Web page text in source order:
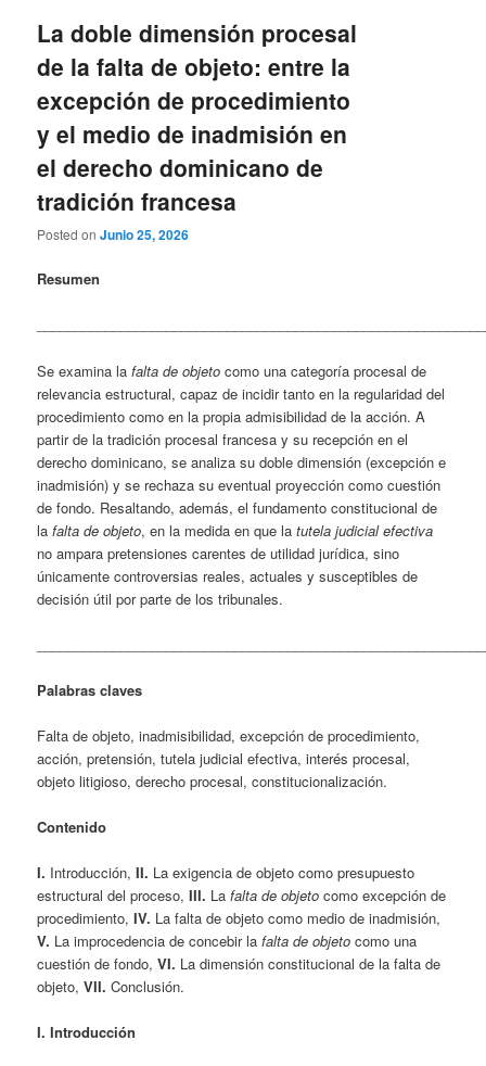
La doble dimensión procesal
de la falta de objeto: entre la
excepción de procedimiento
y el medio de inadmisión en
el derecho dominicano de
tradición francesa
Posted onJunio 25, 2026
Resumen
Se examina lafalta de objeto como una categoría procesal de
relevancia estructural, capaz de incidir tanto en la regularidad del
procedimiento como en la propia admisibilidad de la acción. A
partir de la tradición procesal francesa y su recepción en el
derecho dominicano, se analiza su doble dimensión (excepción e
inadmisión) y se rechaza su eventual proyección como cuestión
de fondo. Resaltando, además, el fundamento constitucional de
lafalta de objeto, en la medida en que latutela judicial efectiva
no ampara pretensiones carentes de utilidad jurídica, sino
únicamente controversias reales, actuales y susceptibles de
decisión útil por parte de los tribunales.
Palabras claves
Falta de objeto, inadmisibilidad, excepción de procedimiento,
acción, pretensión, tutela judicial efectiva, interés procesal,
objeto litigioso, derecho procesal, constitucionalización.
Contenido
I. Introducción, II. La exigencia de objeto como presupuesto
estructural del proceso, III. Lafalta de objeto como excepción de
procedimiento, IV. La falta de objeto como medio de inadmisión,
V. La improcedencia de concebir lafalta de objeto como una
cuestión de fondo, VI. La dimensión constitucional de la falta de
objeto, VII.Conclusión.
I. Introducción